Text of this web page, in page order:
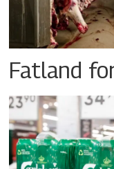
Fatland